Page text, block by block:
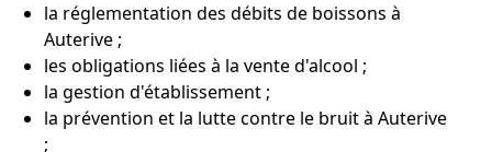
la réglementation des débits de boissons à
Auterive ;
les obligations liées à la vente d'alcool ;
la gestion d'établissement ;
la prévention et la lutte contre le bruit à Auterive
;